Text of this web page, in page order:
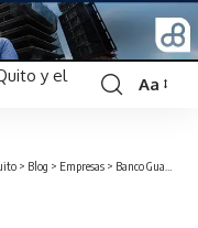
Font
Aa
> Blog > Empresas > Banco Guayaquil se unió a las fiestas de Quito con el “Cuarentazo Magenta” y apoyo a eventos deportivos